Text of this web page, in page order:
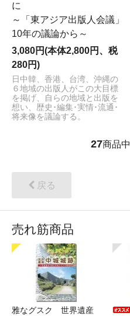
に
～「東アジア出版人会議」
10年の議論から～
3,080円(本体2,800円、税
280円)
日中韓、香港、台湾、沖縄の
６地域の出版人がこの大目標
を掲げ、自らの地域と出版を
想い、歴史･編集･実情･流通･
将来像を議論する。
27商品中
戻る
売れ筋商品
雅なグスク 世界遺産